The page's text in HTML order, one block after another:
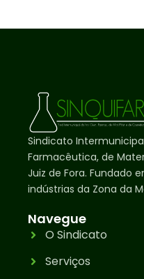
Sindicato
Farmacêutica, de
Juiz de Fora. Fundado
indústrias da Zona da
Navegue
O Sindicato
Serviços